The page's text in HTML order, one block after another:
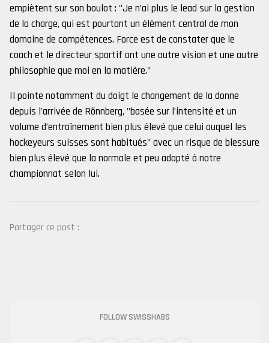
empiètent sur son boulot : "Je n’ai plus le lead sur la gestion
de la charge, qui est pourtant un élément central de mon
domaine de compétences. Force est de constater que le
coach et le directeur sportif ont une autre vision et une autre
philosophie que moi en la matière."
Il pointe notamment du doigt le changement de la donne
depuis l'arrivée de Rönnberg, "basée sur l’intensité et un
volume d’entraînement bien plus élevé que celui auquel les
hockeyeurs suisses sont habitués" avec un risque de blessure
bien plus élevé que la normale et peu adapté à notre
championnat selon lui.
Partager ce post :
FOLLOW SWISSHABS